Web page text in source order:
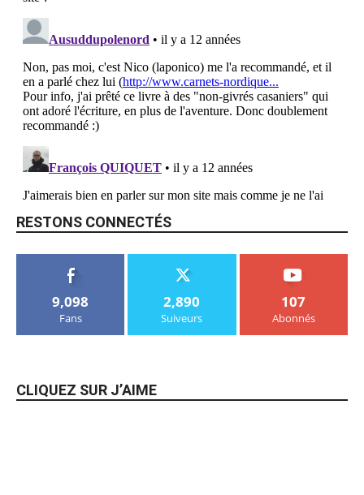
RESTONS CONNECTÉS
9,098
Fans
2,890
Suiveurs
107
Abonnés
CLIQUEZ SUR J’AIME